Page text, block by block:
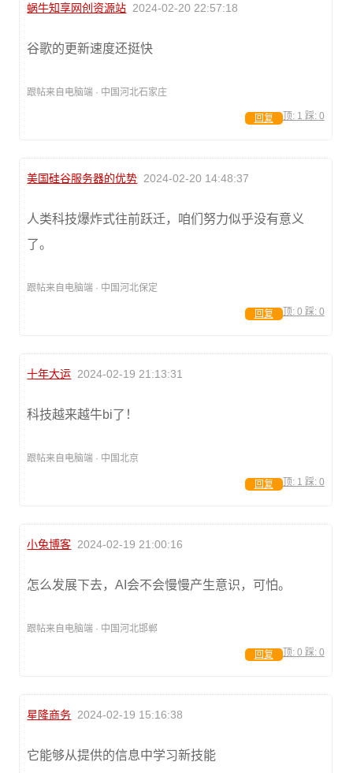
蜗牛知享网创资源站 2024-02-20 22:57:18
谷歌的更新速度还挺快
跟帖来自电脑端 · 中国河北石家庄
顶: 1 踩: 0
回复
美国硅谷服务器的优势 2024-02-20 14:48:37
人类科技爆炸式往前跃迁，咱们努力似乎没有意义
了。
跟帖来自电脑端 · 中国河北保定
顶: 0 踩: 0
回复
十年大运 2024-02-19 21:13:31
科技越来越牛bi了！
跟帖来自电脑端 · 中国北京
顶: 1 踩: 0
回复
小兔博客 2024-02-19 21:00:16
怎么发展下去，AI会不会慢慢产生意识，可怕。
跟帖来自电脑端 · 中国河北邯郸
顶: 0 踩: 0
回复
星隆商务 2024-02-19 15:16:38
它能够从提供的信息中学习新技能